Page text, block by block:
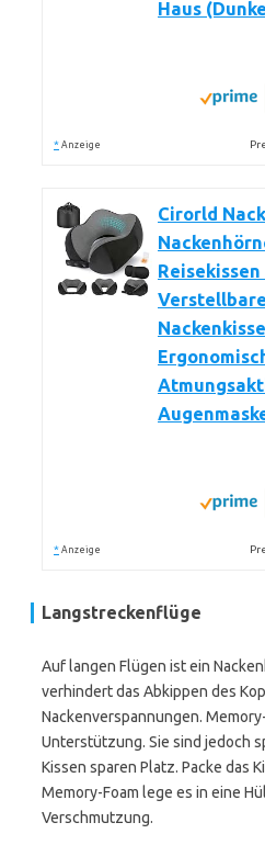
Haus
* Anzeige
Cirorld
* Anzeige
Langstreckenflüge
Auf langen Flügen ist ein
verhindert das Abkippen des
Nackenverspannungen.
Unterstützung. Sie sind jedoch
Kissen sparen Platz. Packe das
Memory-Foam lege es in eine
Verschmutzung.